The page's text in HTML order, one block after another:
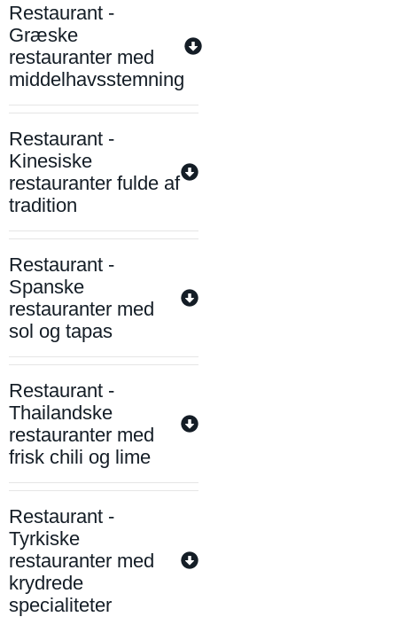
Restaurant -
Græske
restauranter med
middelhavsstemning
Restaurant -
Kinesiske
restauranter fulde af
tradition
Restaurant -
Spanske
restauranter med
sol og tapas
Restaurant -
Thailandske
restauranter med
frisk chili og lime
Restaurant -
Tyrkiske
restauranter med
krydrede
specialiteter